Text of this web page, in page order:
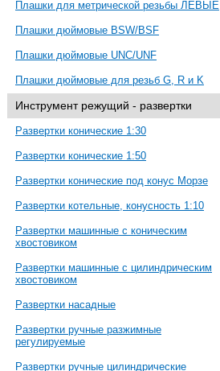
Плашки для метрической резьбы ЛЕВЫЕ
Плашки дюймовые BSW/BSF
Плашки дюймовые UNC/UNF
Плашки дюймовые для резьб G, R и K
Инструмент режущий - развертки
Развертки конические 1:30
Развертки конические 1:50
Развертки конические под конус Морзе
Развертки котельные, конусность 1:10
Развертки машинные с коническим
хвостовиком
Развертки машинные с цилиндрическим
хвостовиком
Развертки насадные
Развертки ручные разжимные
регулируемые
Развертки ручные цилиндрические